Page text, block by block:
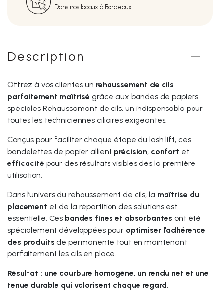
Dans nos locaux à Bordeaux
Description
Offrez à vos clientes un rehaussement de cils
parfaitement maîtrisé grâce aux bandes de papiers
spéciales Rehaussement de cils, un indispensable pour
toutes les techniciennes ciliaires exigeantes.
Conçus pour faciliter chaque étape du lash lift, ces
bandelettes de papier allient précision, confort et
efficacité pour des résultats visibles dès la première
utilisation.
Dans l’univers du rehaussement de cils, la maîtrise du
placement et de la répartition des solutions est
essentielle. Ces bandes fines et absorbantes ont été
spécialement développées pour optimiser l’adhérence
des produits de permanente tout en maintenant
parfaitement les cils en place.
Résultat : une courbure homogène, un rendu net et une
tenue durable qui valorisent chaque regard.